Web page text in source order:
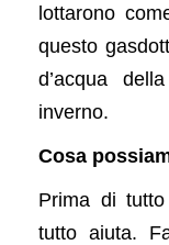
lottarono
questo
d’acqua
inverno.
Cosa
Prima di
tutto aiuta.